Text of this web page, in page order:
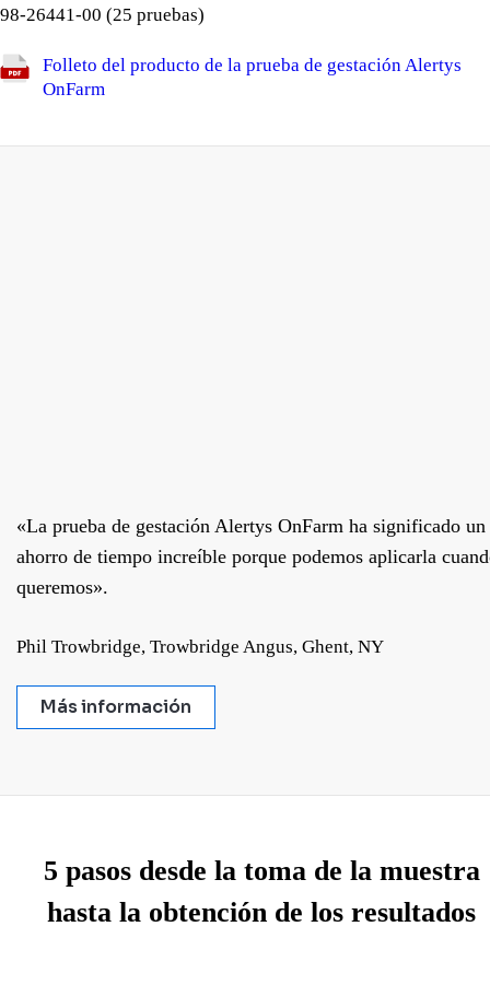
98-26441-00 (25 pruebas)
Folleto del producto de la prueba de gestación Alertys
OnFarm
«La prueba de gestación Alertys OnFarm ha significado un
ahorro de tiempo increíble porque podemos aplicarla
queremos».
Phil Trowbridge, Trowbridge Angus, Ghent, NY
Más información
5 pasos desde la toma de la muestra
hasta la obtención de los resultados